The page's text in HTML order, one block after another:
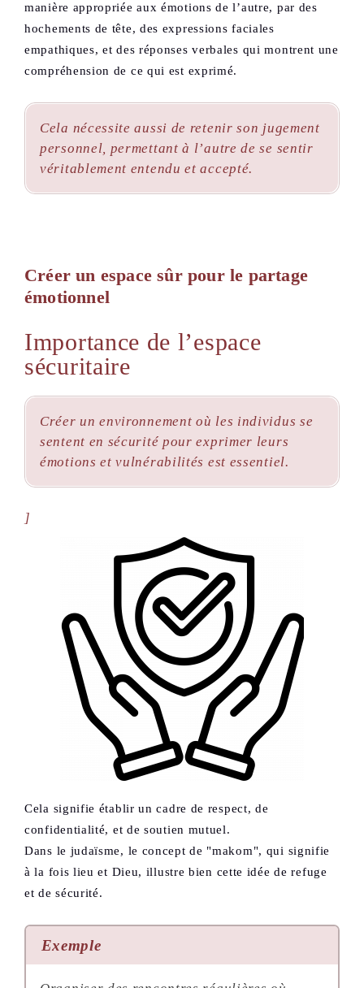
manière appropriée aux émotions de l’autre, par des
hochements de tête, des expressions faciales
empathiques, et des réponses verbales qui montrent une
compréhension de ce qui est exprimé.
Cela nécessite aussi de retenir son jugement
personnel, permettant à l’autre de se sentir
véritablement entendu et accepté.
Créer un espace sûr pour le partage
émotionnel
Importance de l’espace
sécuritaire
Créer un environnement où les individus se
sentent en sécurité pour exprimer leurs
émotions et vulnérabilités est essentiel.
]
Cela signifie établir un cadre de respect, de
confidentialité, et de soutien mutuel.
Dans le judaïsme, le concept de "makom", qui signifie
à la fois lieu et Dieu, illustre bien cette idée de refuge
et de sécurité.
Exemple